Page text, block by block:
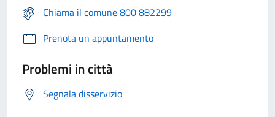
Chiama il comune 800 882299
Prenota un appuntamento
Problemi in città
Segnala disservizio